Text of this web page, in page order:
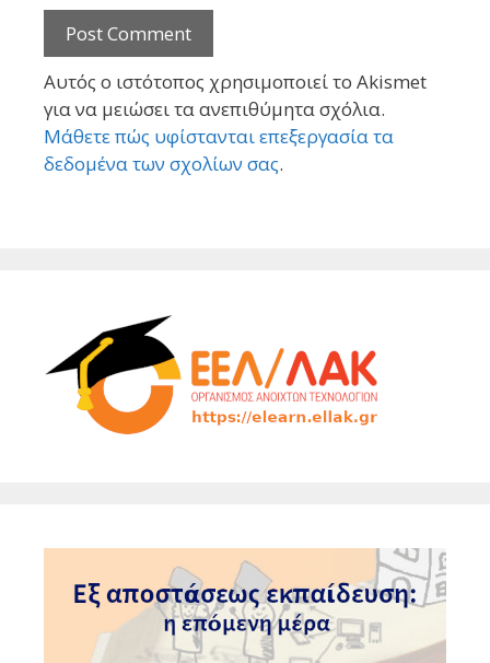
Αυτός ο ιστότοπος χρησιμοποιεί το Akismet
για να μειώσει τα ανεπιθύμητα σχόλια.
Μάθετε πώς υφίστανται επεξεργασία τα
δεδομένα των σχολίων σας.